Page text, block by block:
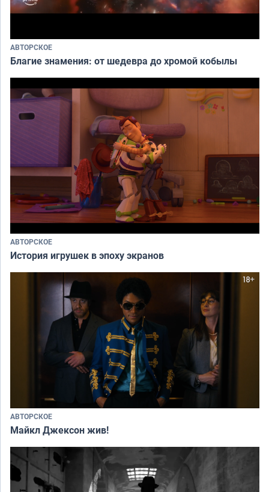
АВТОРСКОЕ
Благие знамения: от шедевра до хромой кобылы
АВТОРСКОЕ
История игрушек в эпоху экранов
АВТОРСКОЕ
Майкл Джексон жив!